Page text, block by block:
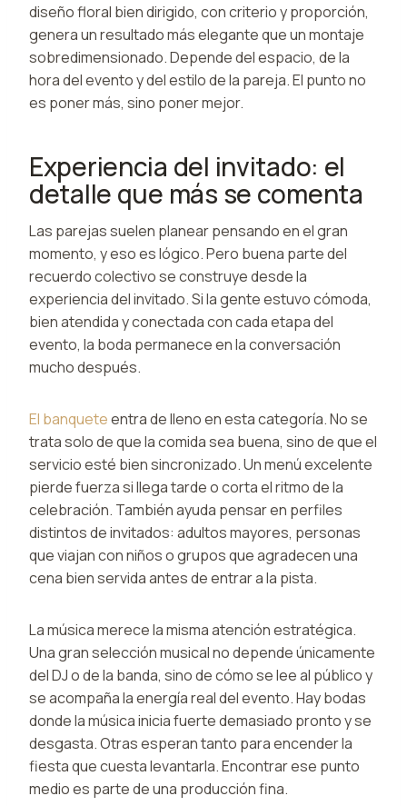
diseño floral bien dirigido, con criterio y proporción,
genera un resultado más elegante que un montaje
sobredimensionado. Depende del espacio, de la
hora del evento y del estilo de la pareja. El punto no
es poner más, sino poner mejor.
Experiencia del invitado: el
detalle que más se comenta
Las parejas suelen planear pensando en el gran
momento, y eso es lógico. Pero buena parte del
recuerdo colectivo se construye desde la
experiencia del invitado. Si la gente estuvo cómoda,
bien atendida y conectada con cada etapa del
evento, la boda permanece en la conversación
mucho después.
El banqueteentra de lleno en esta categoría. No se
trata solo de que la comida sea buena, sino de que el
servicio esté bien sincronizado. Un menú excelente
pierde fuerza si llega tarde o corta el ritmo de la
celebración. También ayuda pensar en perfiles
distintos de invitados: adultos mayores, personas
que viajan con niños o grupos que agradecen una
cena bien servida antes de entrar a la pista.
La música merece la misma atención estratégica.
Una gran selección musical no depende únicamente
del DJ o de la banda, sino de cómo se lee al público y
se acompaña la energía real del evento. Hay bodas
donde la música inicia fuerte demasiado pronto y se
desgasta. Otras esperan tanto para encender la
fiesta que cuesta levantarla. Encontrar ese punto
medio es parte de una producción fina.